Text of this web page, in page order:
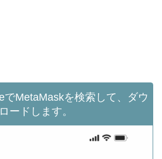
MetaMaskを検索して、ダウ
ードします。